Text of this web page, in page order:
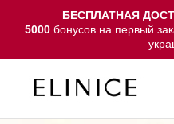
БЕСПЛАТНАЯ
5000 бонусов на первый